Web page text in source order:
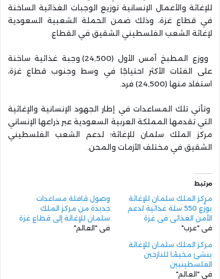
للإغاثة والأعمال الإنسانية توزيع الوجبات الغذائية الساخنة
في قطاع غزة، وذلك ضمن الحملة الشعبية السعودية
لإغاثة الشعب الفلسطيني الشقيق في القطاع.
ووزع المطبخ أمس الأول (24,500) وجبة غذائية ساخنة
على الفئات الأكثر احتياجًا في وسط وجنوب قطاع غزة،
استفاد منها (24,500) فرد.
وتأتي تلك المساعدات في إطار الجهود الإنسانية والإغاثية
التي تقدمها المملكة العربية السعودية عبر ذراعها الإنساني
مركز الملك سلمان للإغاثة؛ لدعم الشعب الفلسطيني
الشقيق في مختلف الأزمات والمحن.
مرتبط
مركز الملك سلمان للإغاثة
يوزّع 550 سلة غذائية لدعم
الأمن الغذائي في غزة
في "عرب"
وصول قافلة مساعدات
جديدة من مركز الملك
سلمان للإغاثة إلى قطاع غزة
في "العالم"
مركز الملك سلمان للإغاثة
ينشئ مخيمًا للنازحين
الفلسطينيين
في "العالم"